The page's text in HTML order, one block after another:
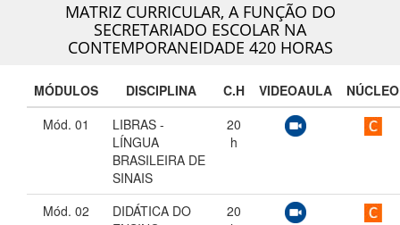
MATRIZ CURRICULAR, A FUNÇÃO DO
SECRETARIADO ESCOLAR NA
CONTEMPORANEIDADE 420 HORAS
MÓDULOS DISCIPLINA C.H VIDEOAULA
NÚCLEO
Mód. 01
LIBRAS -
LÍNGUA
BRASILEIRA DE
SINAIS
20
h
Mód. 02
DIDÁTICA DO
20